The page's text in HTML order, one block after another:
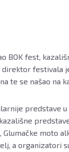
BOK fest,
festivala
te se našao na
predstave
moto
a organizatori